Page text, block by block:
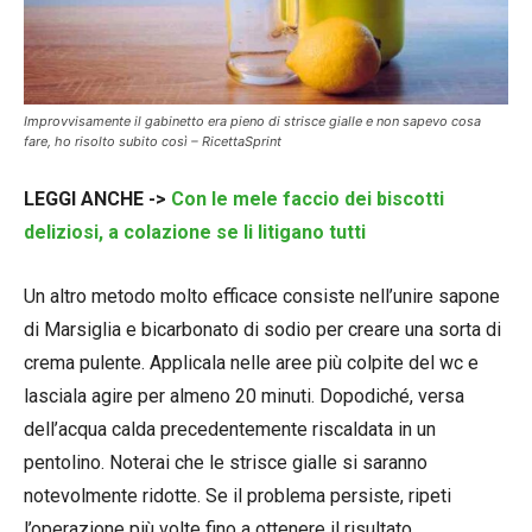
Improvvisamente il gabinetto era pieno di strisce gialle e non sapevo cosa
fare, ho risolto subito così – RicettaSprint
LEGGI ANCHE -> Con le mele faccio dei biscotti
deliziosi, a colazione se li litigano tutti
Un altro metodo molto efficace consiste nell’unire sapone
di Marsiglia e bicarbonato di sodio per creare una sorta di
crema pulente. Applicala nelle aree più colpite del wc e
lasciala agire per almeno 20 minuti. Dopodiché, versa
dell’acqua calda precedentemente riscaldata in un
pentolino. Noterai che le strisce gialle si saranno
notevolmente ridotte. Se il problema persiste, ripeti